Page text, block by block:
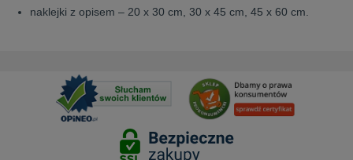
naklejki z opisem – 20 x 30 cm, 30 x 45 cm, 45 x 60 cm.